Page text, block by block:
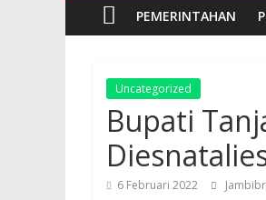
PEMERINTAHAN
Uncategorized
Bupati
6 Februari 2022